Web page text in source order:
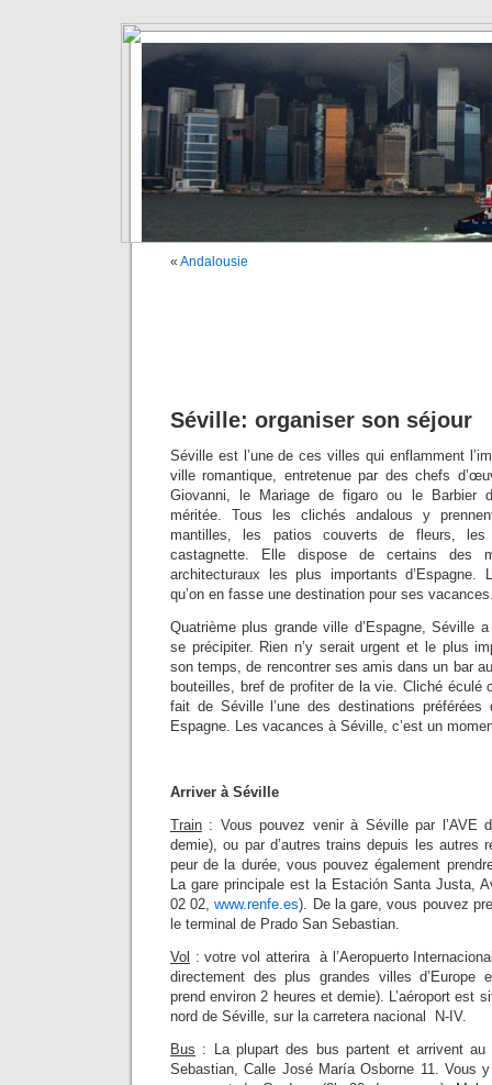
« Andalousie
Séville: organiser son séjour
Séville est l’une de ces villes qui enflamment
ville romantique, entretenue par des chefs
Giovanni, le Mariage de figaro ou le Barbier
méritée. Tous les clichés andalous y
mantilles, les patios couverts de fleurs,
castagnette. Elle dispose de certains des
architecturaux les plus importants d’Espagne.
qu’on en fasse une destination pour ses
Quatrième plus grande ville d’Espagne, Séville
se précipiter. Rien n’y serait urgent et le plus
son temps, de rencontrer ses amis dans un bar
bouteilles, bref de profiter de la vie. Cliché éculé
fait de Séville l’une des destinations préférées
Espagne. Les vacances à Séville, c’est un
Arriver à Séville
Train : Vous pouvez venir à Séville par l’AVE
demie), ou par d’autres trains depuis les autres
peur de la durée, vous pouvez également
La gare principale est la Estación Santa Justa,
02 02,www.renfe.es). De la gare, vous pouvez
le terminal de Prado San Sebastian.
Vol : votre vol atterira à l’Aeropuerto
directement des plus grandes villes d’Europe
prend environ 2 heures et demie). L’aéroport est
nord de Séville, sur la carretera nacional N-IV.
Bus : La plupart des bus partent et arrivent au
Sebastian, Calle José María Osborne 11. Vous